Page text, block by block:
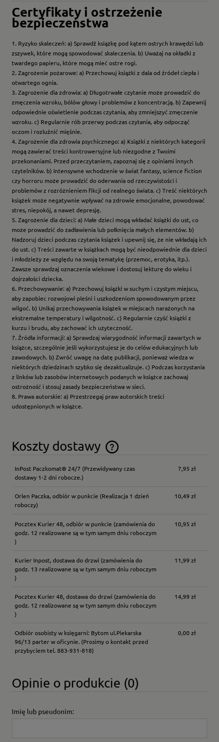
Certyfikaty i ostrzeżenie
bezpieczeństwa
1. Ryzyko skaleczeń: a) Sprawdź książkę pod kątem ostrych krawędzi lub
zszywek, które mogą spowodować skaleczenia. b) Uważaj na okładki z
twardego papieru, które mogą mieć ostre rogi.
2. Zagrożenie pożarowe: a) Przechowuj książki z dala od źródeł ciepła i
otwartego ognia.
3. Zagrożenie dla zdrowia: a) Długotrwałe czytanie może prowadzić do
zmęczenia wzroku, bólów głowy i problemów z koncentracją. b) Zapewnij
odpowiednie oświetlenie podczas czytania, aby zmniejszyć zmęczenie
wzroku. c) Regularnie rób przerwy podczas czytania, aby odpocząć
oczom i rozluźnić mięśnie.
4. Zagrożenie dla zdrowia psychicznego: a) Książki z niektórych kategorii
mogą zawierać treści kontrowersyjne lub niezgodne z Twoimi
przekonaniami. Przed przeczytaniem, zapoznaj się z opiniami innych
czytelników. b) Intensywne wchodzenie w świat fantasy, science fiction
czy horroru może prowadzić do oderwania od rzeczywistości i
problemów z rozróżnieniem fikcji od realnego świata. c) Treść niektórych
książek może negatywnie wpływać na zdrowie emocjonalne, powodować
stres, niepokój, a nawet depresję.
5. Zagrożenie dla dzieci: a) Małe dzieci mogą wkładać książki do ust, co
może prowadzić do zadławienia lub połknięcia małych elementów. b)
Nadzoruj dzieci podczas czytania książek i upewnij się, że nie wkładają ich
do ust. c) Treści zawarte w książkach mogą być nieodpowiednie dla dzieci
i młodzieży ze względu na swoją tematykę (przemoc, erotyka, itp.).
Zawsze sprawdzaj oznaczenia wiekowe i dostosuj lekturę do wieku i
dojrzałości dziecka.
6. Przechowywanie: a) Przechowuj książki w suchym i czystym miejscu,
aby zapobiec rozwojowi pleśni i uszkodzeniom spowodowanym przez
wilgoć. b) Unikaj przechowywania książek w miejscach narażonych na
ekstremalne temperatury i wilgotność. c) Regularnie czyść książki z
kurzu i brudu, aby zachować ich użyteczność.
7. Źródła informacji: a) Sprawdzaj wiarygodność informacji zawartych w
książce, szczególnie jeśli wykorzystujesz je do celów edukacyjnych lub
zawodowych. b) Zwróć uwagę na datę publikacji, ponieważ wiedza w
niektórych dziedzinach szybko się dezaktualizuje. c) Podczas korzystania
z linków lub zasobów internetowych podanych w książce zachowaj
ostrożność i stosuj zasady bezpieczeństwa w sieci.
8. Prawa autorskie: a) Przestrzegaj praw autorskich treści
udostępnionych w książce.
Koszty dostawy
Cena nie zawiera ewentualnych kosztów płatności
InPost Paczkomat® 24/7 (Przewidywany czas
dostawy 1-2 dni robocze.)
7,95 zł
Orlen Paczka, odbiór w punkcie (Realizacja 1 dzień
roboczy)
10,49 zł
Pocztex Kurier 48, odbiór w punkcie (zamówienia do
godz. 12 realizowane są w tym samym dniu roboczym
)
10,95 zł
Kurier Inpost, dostawa do drzwi (zamówienia do
godz. 13 realizowane są w tym samym dniu roboczym
)
11,99 zł
Pocztex Kurier 48, dostawa do drzwi (zamówienia do
godz. 12 realizowane są w tym samym dniu roboczym
)
14,99 zł
Odbiór osobisty w księgarni: Bytom ul.Piekarska
96/13 parter w oficynie. (Prosimy o kontakt przed
przybyciem tel. 883-931-818)
0,00 zł
Opinie o produkcie (0)
Imię lub pseudonim: